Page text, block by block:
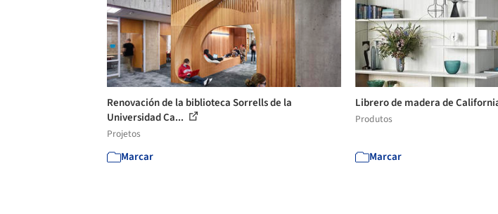
Renovación de la biblioteca Sorrells de la
Universidad Ca...
Projetos
Marcar
Librero de madera de
Produtos
Marcar